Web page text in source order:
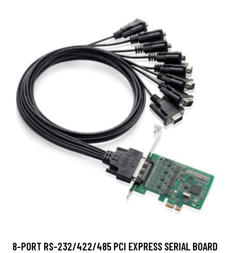
8-PORT RS-232/422/485 PCI EXPRESS SERIAL BOARD